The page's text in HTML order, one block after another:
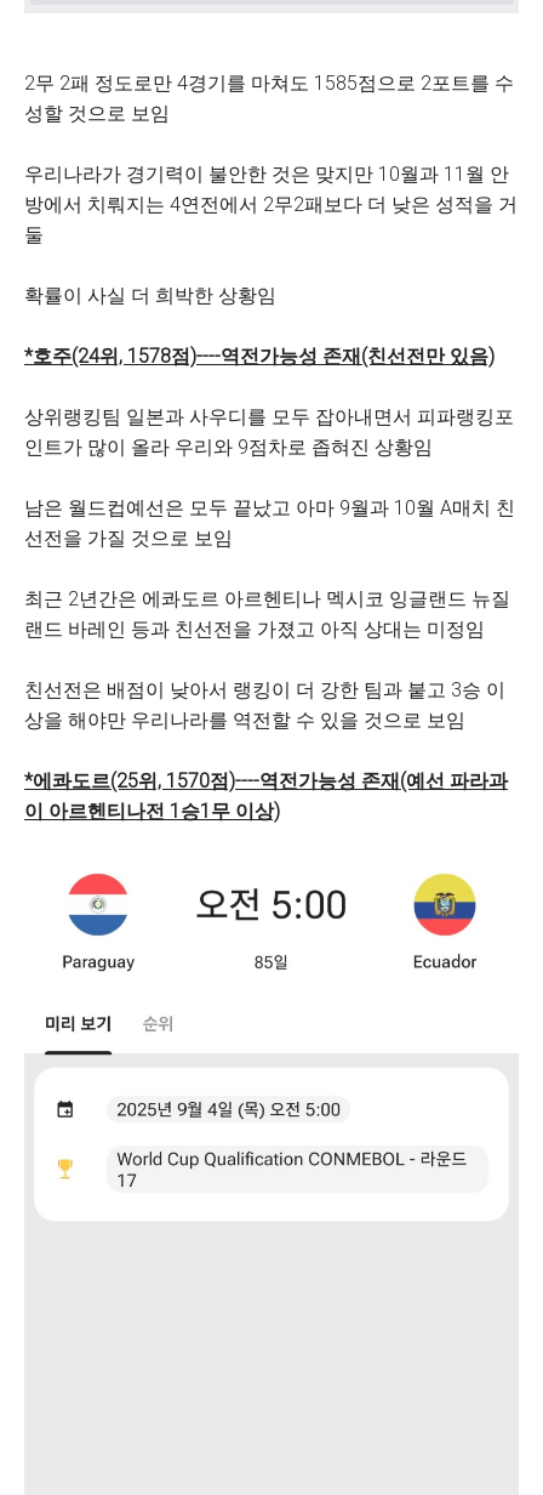
2무 2패 정도로만 4경기를 마쳐도 1585점으로 2포트를 수
성할 것으로 보임
우리나라가 경기력이 불안한 것은 맞지만 10월과 11월 안
방에서 치뤄지는 4연전에서 2무2패보다 더 낮은 성적을 거
둘
확률이 사실 더 희박한 상황임
*호주(24위, 1578점)----역전가능성 존재(친선전만 있음)
상위랭킹팀 일본과 사우디를 모두 잡아내면서 피파랭킹포
인트가 많이 올라 우리와 9점차로 좁혀진 상황임
남은 월드컵예선은 모두 끝났고 아마 9월과 10월 A매치 친
선전을 가질 것으로 보임
최근 2년간은 에콰도르 아르헨티나 멕시코 잉글랜드 뉴질
랜드 바레인 등과 친선전을 가졌고 아직 상대는 미정임
친선전은 배점이 낮아서 랭킹이 더 강한 팀과 붙고 3승 이
상을 해야만 우리나라를 역전할 수 있을 것으로 보임
*에콰도르(25위, 1570점)----역전가능성 존재(예선 파라과
이 아르헨티나전 1승1무 이상)